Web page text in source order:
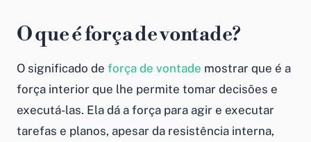
O que é força de vontade?
O significado de força de vontade mostrar que é a
força interior que lhe permite tomar decisões e
executá-las. Ela dá a força para agir e executar
tarefas e planos, apesar da resistência interna,